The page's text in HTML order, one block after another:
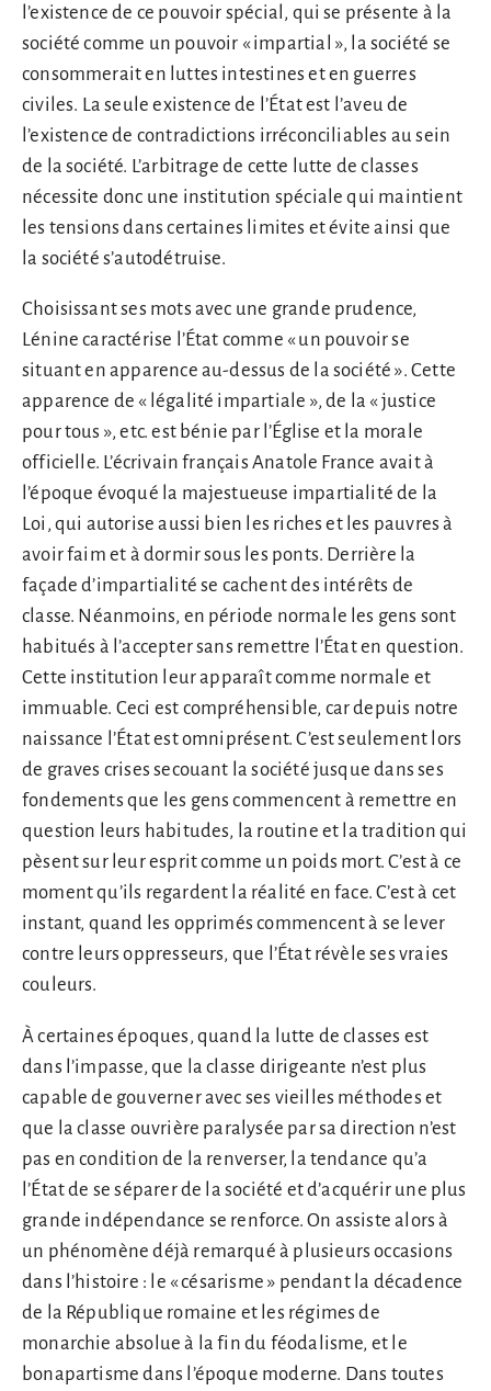
l’existence de ce pouvoir spécial, qui se présente à la
société comme un pouvoir « impartial », la société se
consommerait en luttes intestines et en guerres
civiles. La seule existence de l’État est l’aveu de
l’existence de contradictions irréconciliables au sein
de la société. L’arbitrage de cette lutte de classes
nécessite donc une institution spéciale qui maintient
les tensions dans certaines limites et évite ainsi que
la société s’autodétruise.
Choisissant ses mots avec une grande prudence,
Lénine caractérise l’État comme « un pouvoir se
situant en apparence au-dessus de la société ». Cette
apparence de « légalité impartiale », de la « justice
pour tous », etc. est bénie par l’Église et la morale
officielle. L’écrivain français Anatole France avait à
l’époque évoqué la majestueuse impartialité de la
Loi, qui autorise aussi bien les riches et les pauvres à
avoir faim et à dormir sous les ponts. Derrière la
façade d’impartialité se cachent des intérêts de
classe. Néanmoins, en période normale les gens sont
habitués à l’accepter sans remettre l’État en question.
Cette institution leur apparaît comme normale et
immuable. Ceci est compréhensible, car depuis notre
naissance l’État est omniprésent. C’est seulement lors
de graves crises secouant la société jusque dans ses
fondements que les gens commencent à remettre en
question leurs habitudes, la routine et la tradition qui
pèsent sur leur esprit comme un poids mort. C’est à ce
moment qu’ils regardent la réalité en face. C’est à cet
instant, quand les opprimés commencent à se lever
contre leurs oppresseurs, que l’État révèle ses vraies
couleurs.
À certaines époques, quand la lutte de classes est
dans l’impasse, que la classe dirigeante n’est plus
capable de gouverner avec ses vieilles méthodes et
que la classe ouvrière paralysée par sa direction n’est
pas en condition de la renverser, la tendance qu’a
l’État de se séparer de la société et d’acquérir une plus
grande indépendance se renforce. On assiste alors à
un phénomène déjà remarqué à plusieurs occasions
dans l’histoire : le « césarisme » pendant la décadence
de la République romaine et les régimes de
monarchie absolue à la fin du féodalisme, et le
bonapartisme dans l’époque moderne. Dans toutes